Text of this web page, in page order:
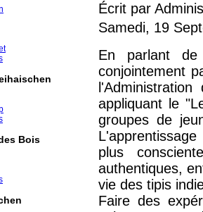
Bois
Écrit par
Samedi, 19
En parlant
conjointement
appliquant le
groupes de
plus
authentiques,
vie des tipis
Faire des